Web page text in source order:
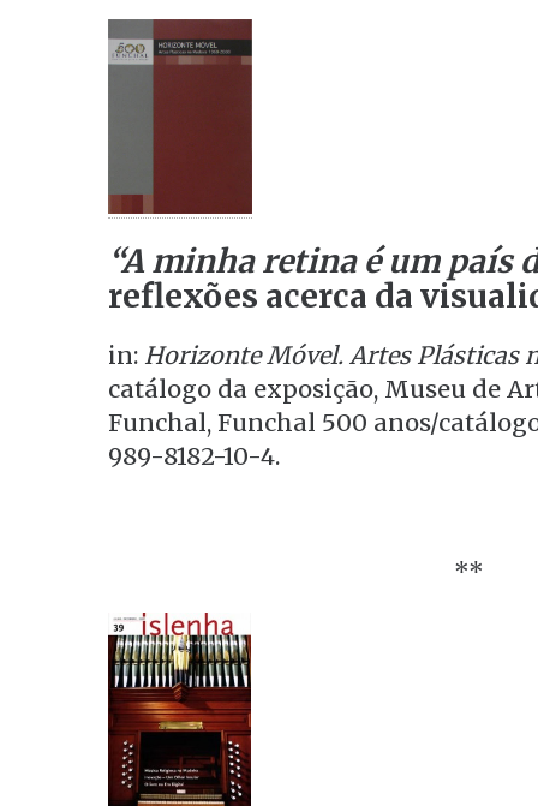
“A minha retina é um país
reflexões acerca da
in: Horizonte Móvel. Artes Plásticas
catálogo da exposição, Museu de
Funchal, Funchal 500 anos/
989-8182-10-4.
**